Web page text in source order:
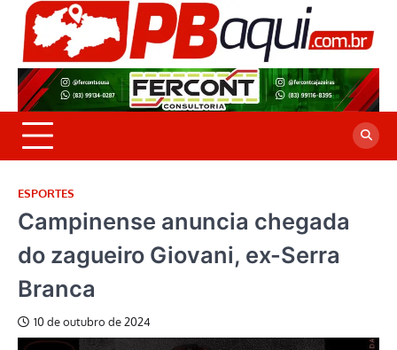
Skip
content
ESPORTES
Campinense anuncia chegada
do zagueiro Giovani, ex-Serra
Branca
10 de outubro de 2024